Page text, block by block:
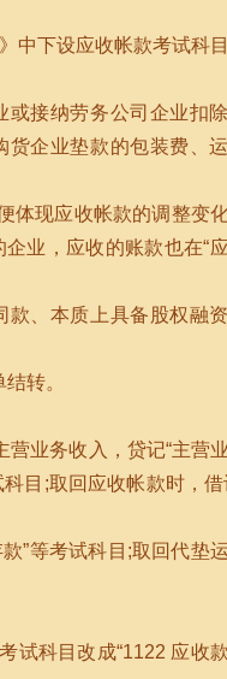
中下设应收帐款考试科
接纳劳务公司企业扣
货企业垫款的包装费、
体现应收帐款的调整变
业，应收的账款也在“
、本质上具备股权融
转。
业务收入，贷记“主营
目;取回应收帐款时，借
”等考试科目;取回代垫
试科目改成“1122 应收